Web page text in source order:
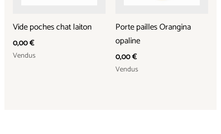
Vide poches chat laiton
0,00€
Vendus
Porte pailles Orangina
opaline
0,00€
Vendus